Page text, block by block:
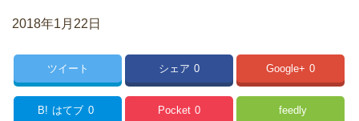
2018年1月22日
ツイート シェア 0 Google+ 0
B! はてブ 0 Pocket 0 feedly